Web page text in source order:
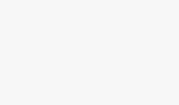
– na okres pozwalający administratorowi
której dane dotyczą, potrzebuje ich do ustalenia,
danych - do czasu ustalenia czy prawnie
osobą, której dane dotyczą lub na podstawie zgody
wobec przetwarzania danych osobowych,